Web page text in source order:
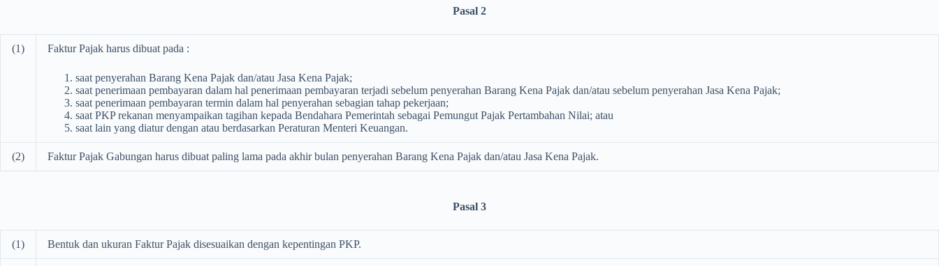
Pasal 2
(1) Faktur Pajak harus dibuat pada :
saat penyerahan Barang Kena Pajak dan/atau Jasa Kena Pajak;
saat penerimaan pembayaran dalam hal penerimaan pembayaran terjadi sebelum penyerahan Barang Kena Pajak dan/atau sebelum penyerahan Jasa Kena Pajak;
saat penerimaan pembayaran termin dalam hal penyerahan sebagian tahap pekerjaan;
saat PKP rekanan menyampaikan tagihan kepada Bendahara Pemerintah sebagai Pemungut Pajak Pertambahan Nilai; atau
saat lain yang diatur dengan atau berdasarkan Peraturan Menteri Keuangan.
(2) Faktur Pajak Gabungan harus dibuat paling lama pada akhir bulan penyerahan Barang Kena Pajak dan/atau Jasa Kena Pajak.
Pasal 3
(1) Bentuk dan ukuran Faktur Pajak disesuaikan dengan kepentingan PKP.